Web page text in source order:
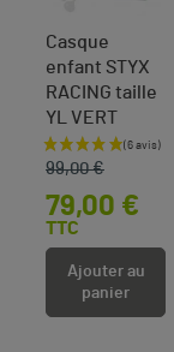
Casque
enfant STYX
RACING taille
YL VERT
Prix de base
99,00 €
Prix
79,00 €
TTC
Ajouter au
panier